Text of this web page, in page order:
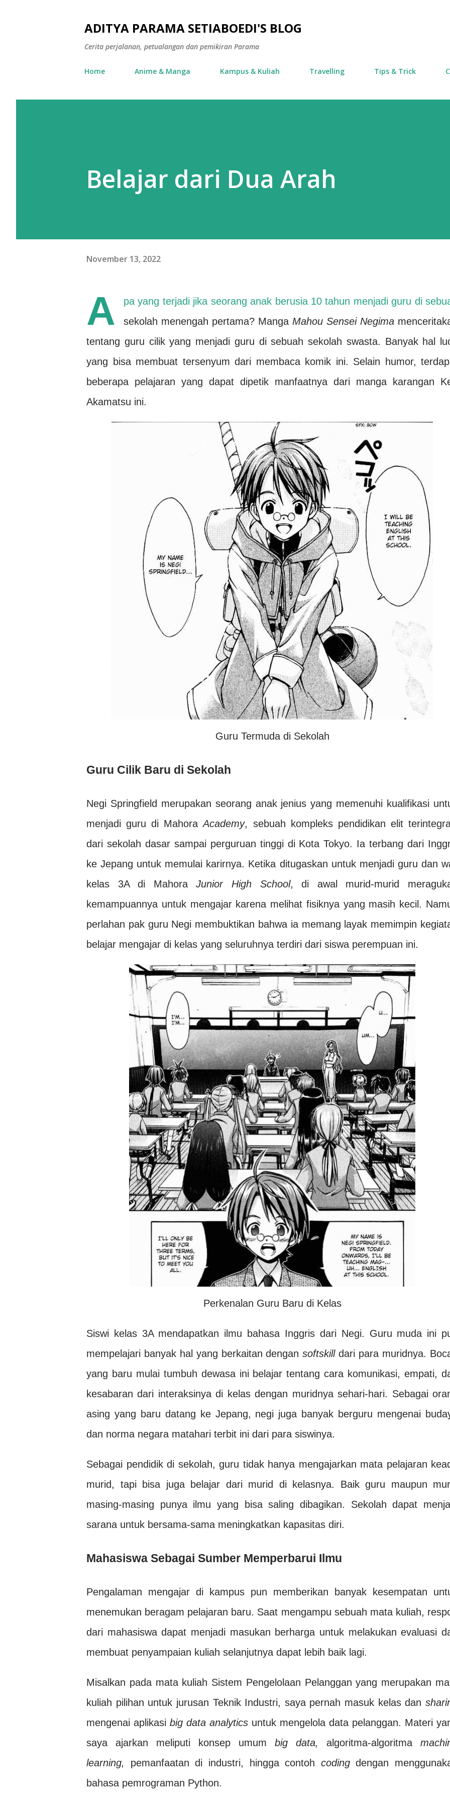
ADITYA PARAMA SETIABOEDI'S BLOG
Cerita perjalanan, petualangan dan pemikiran Parama
Home Anime & Manga Kampus & Kuliah Travelling Tips & Trick
Belajar dari Dua Arah
November 13, 2022
A
pa yang terjadi jika seorang anak berusia 10 tahun menjadi guru di
sekolah menengah pertama? Manga Mahou Sensei Negima
tentang guru cilik yang menjadi guru di sebuah sekolah swasta. Banyak hal
yang bisa membuat tersenyum dari membaca komik ini. Selain humor,
beberapa pelajaran yang dapat dipetik manfaatnya dari manga karangan
Akamatsu ini.
Guru Termuda di Sekolah
Guru Cilik Baru di Sekolah
Negi Springfield merupakan seorang anak jenius yang memenuhi kualifikasi
menjadi guru di MahoraAcademy, sebuah kompleks pendidikan elit
dari sekolah dasar sampai perguruan tinggi di Kota Tokyo. Ia terbang dari
ke Jepang untuk memulai karirnya. Ketika ditugaskan untuk menjadi guru dan
kelas 3A di MahoraJunior High School, di awal murid-murid
kemampuannya untuk mengajar karena melihat fisiknya yang masih kecil.
perlahan pak guru Negi membuktikan bahwa ia memang layak memimpin
belajar mengajar di kelas yang seluruhnya terdiri dari siswa perempuan ini.
Perkenalan Guru Baru di Kelas
Siswi kelas 3A mendapatkan ilmu bahasa Inggris dari Negi. Guru muda ini
mempelajari banyak hal yang berkaitan dengansoftskilldari para muridnya.
yang baru mulai tumbuh dewasa ini belajar tentang cara komunikasi, empati,
kesabaran dari interaksinya di kelas dengan muridnya sehari-hari. Sebagai
asing yang baru datang ke Jepang, negi juga banyak berguru mengenai
dan norma negara matahari terbit ini dari para siswinya.
Sebagai pendidik di sekolah, guru tidak hanya mengajarkan mata pelajaran
murid, tapi bisa juga belajar dari murid di kelasnya. Baik guru maupun
masing-masing punya ilmu yang bisa saling dibagikan. Sekolah dapat
sarana untuk bersama-sama meningkatkan kapasitas diri.
Mahasiswa Sebagai Sumber Memperbarui Ilmu
Pengalaman mengajar di kampus pun memberikan banyak kesempatan
menemukan beragam pelajaran baru. Saat mengampu sebuah mata kuliah,
dari mahasiswa dapat menjadi masukan berharga untuk melakukan evaluasi
membuat penyampaian kuliah selanjutnya dapat lebih baik lagi.
Misalkan pada mata kuliah Sistem Pengelolaan Pelanggan yang merupakan
kuliah pilihan untuk jurusan Teknik Industri, saya pernah masuk kelas dan
mengenai aplikasi big data analytics untuk mengelola data pelanggan. Materi
saya ajarkan meliputi konsep umum big data, algoritma-algoritma
learning, pemanfaatan di industri, hingga contoh codingdengan
bahasa pemrograman Python.